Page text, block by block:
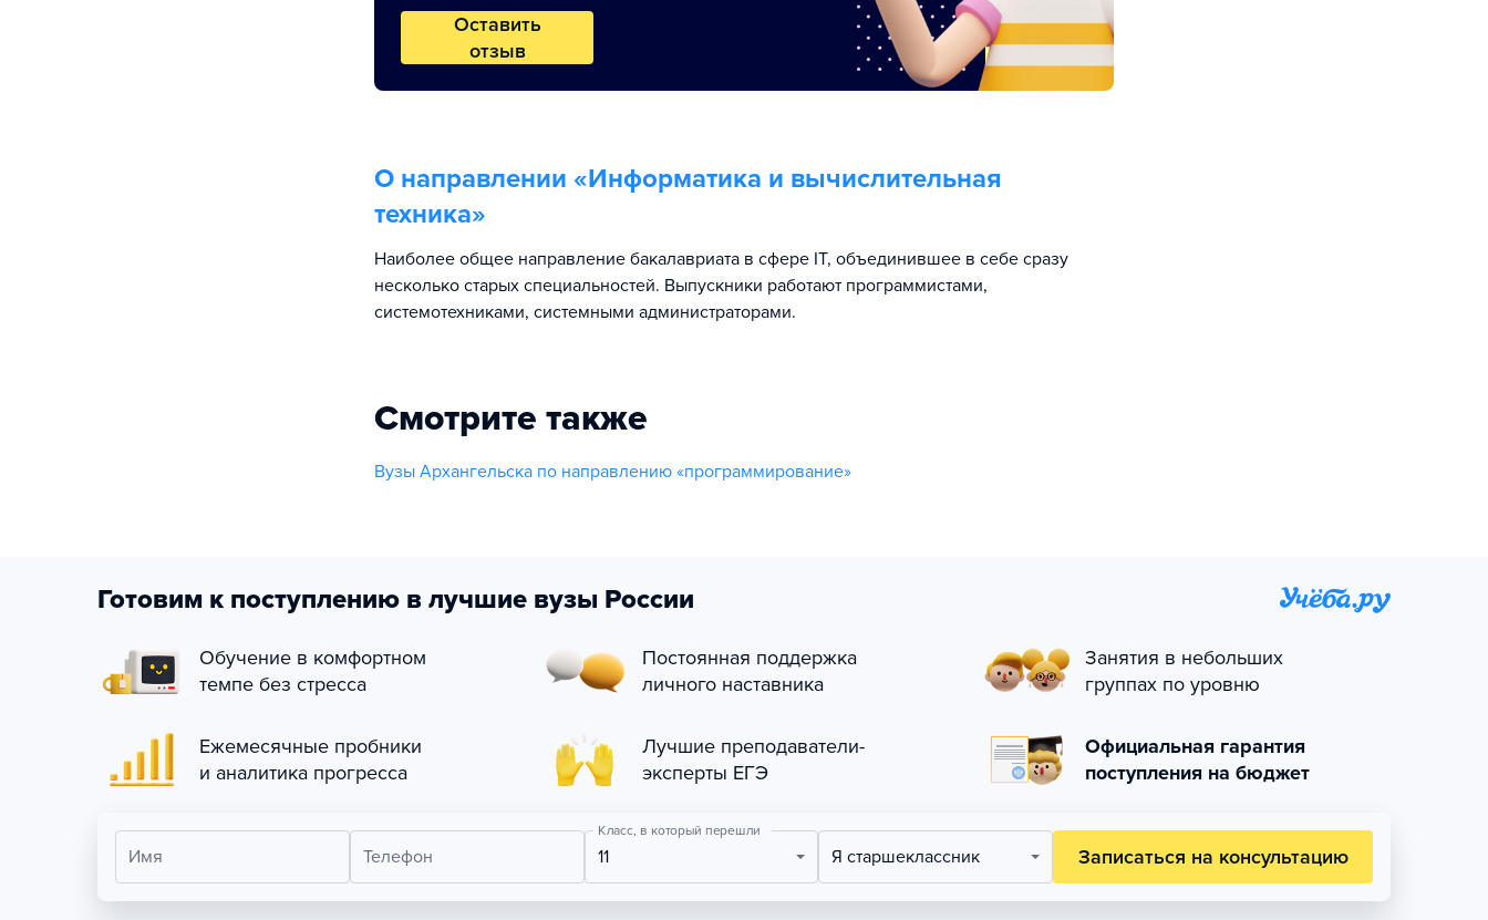
Оставить
отзыв
О направлении «Информатика и вычислительная
техника»
Наиболее общее направление бакалавриата в сфере IT, объединившее в себе сразу
несколько старых специальностей. Выпускники работают программистами,
системотехниками, системными администраторами.
Смотрите также
Вузы Архангельска по направлению «программирование»
Готовим к поступлению в лучшие вузы России
Обучение в комфортном
темпе без стресса
Постоянная поддержка
личного наставника
Занятия в небольших
группах по уровню
Ежемесячные пробники
и аналитика прогресса
Лучшие преподаватели-
эксперты ЕГЭ
Официальная гарантия
поступления на бюджет
Имя Телефон
Класс, в который перешли
11 Я старшеклассник Записаться на консультацию